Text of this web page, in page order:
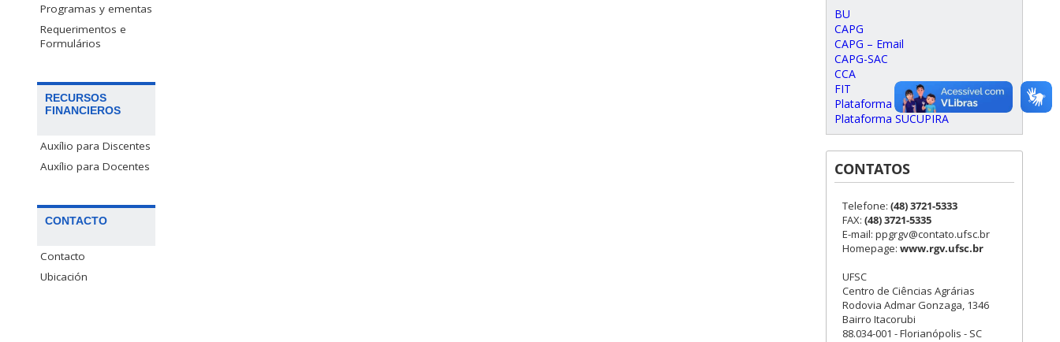
Programas y ementas
Requerimentos e
Formulários
RECURSOS
FINANCIEROS
Auxílio para Discentes
Auxílio para Docentes
CONTACTO
Contacto
Ubicación
BU
CAPG
CAPG – Email
CAPG-SAC
CCA
FIT
Plataforma Carlos Chagas
Plataforma SUCUPIRA
CONTATOS
Telefone: (48) 3721-5333
FAX: (48) 3721-5335
E-mail: ppgrgv@contato.ufsc.br
Homepage: www.rgv.ufsc.br
UFSC
Centro de Ciências Agrárias
Rodovia Admar Gonzaga, 1346
Bairro Itacorubi
88.034-001 - Florianópolis - SC